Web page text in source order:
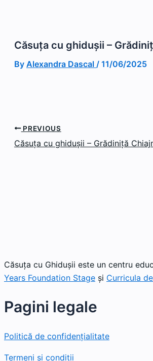
Căsuța cu ghidușii –
By Alexandra Dascal / 11/06/2025
PREVIOUS
Căsuța cu ghidușii – Grădiniță
Căsuța cu Ghidușii este un centru
Years Foundation Stage și Curricula
Pagini legale
Politică de confidențialitate
Termeni și condiții